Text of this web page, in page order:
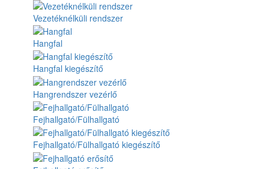
Vezetéknélküli rendszer
Hangfal
Hangfal kiegészítő
Hangrendszer vezérlő
Fejhallgató/Fülhallgató
Fejhallgató/Fülhallgató kiegészítő